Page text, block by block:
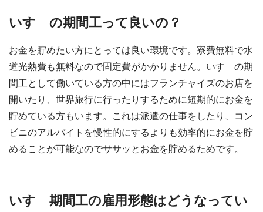
いすゞの期間工って良いの？
お金を貯めたい方にとっては良い環境です。寮費無料で水
道光熱費も無料なので固定費がかかりません。いすゞの期
間工として働いている方の中にはフランチャイズのお店を
開いたり、世界旅行に行ったりするために短期的にお金を
貯めている方もいます。これは派遣の仕事をしたり、コン
ビニのアルバイトを慢性的にするよりも効率的にお金を貯
めることが可能なのでササッとお金を貯めるためです。
いすゞ期間工の雇用形態はどうなってい